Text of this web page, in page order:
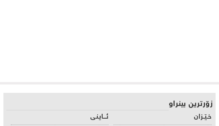
زۆرترین بینراو
خـێـزان ئـــاینی